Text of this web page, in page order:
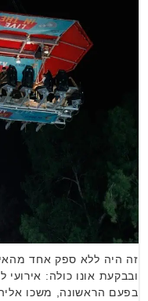
זה היה ללא ספק אחד
ובבקעת אונו כולה: אירועי
בפעם הראשונה, משכו